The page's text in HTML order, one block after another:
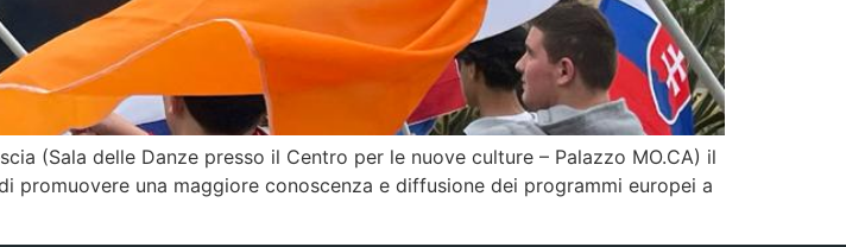
(Sala delle Danze presso il Centro per le nuove culture – Palazzo MO.CA) il
promuovere una maggiore conoscenza e diffusione dei programmi europei a